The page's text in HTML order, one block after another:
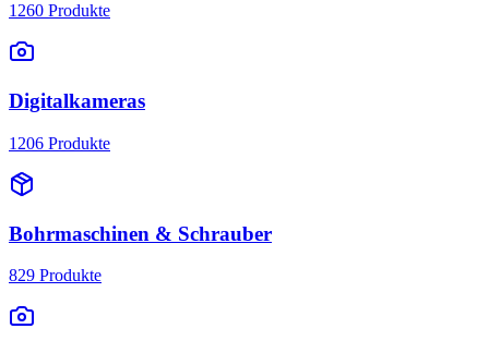
1260 Produkte
Digitalkameras
1206 Produkte
Bohrmaschinen & Schrauber
829 Produkte